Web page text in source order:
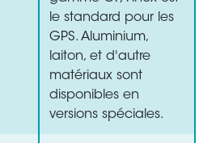
le standard pour les
GPS. Aluminium,
laiton, et d'autre
matériaux sont
disponibles en
versions spéciales.